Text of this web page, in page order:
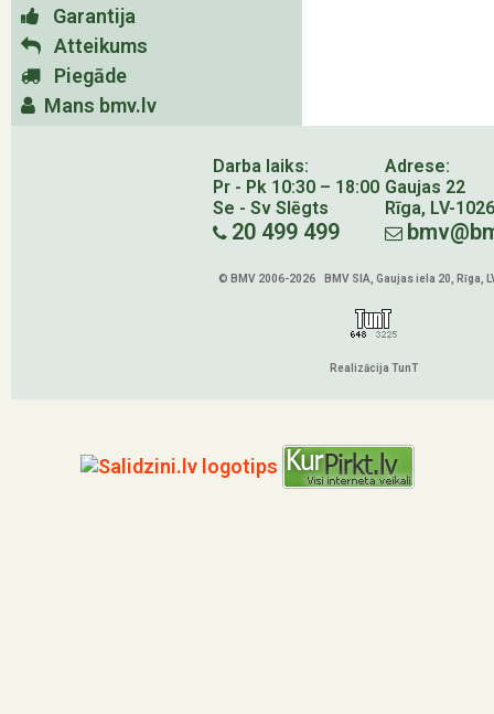
Garantija
Atteikums
Piegāde
Mans bmv.lv
Darba laiks:
Pr - Pk 10:30 – 18:00
Se - Sv Slēgts
20 499 499
Adrese:
Gaujas 22
Rīga, LV-1026
© BMV 2006-2026 BMV SIA, Gaujas iela 20, Rīga,
Realizācija TunT